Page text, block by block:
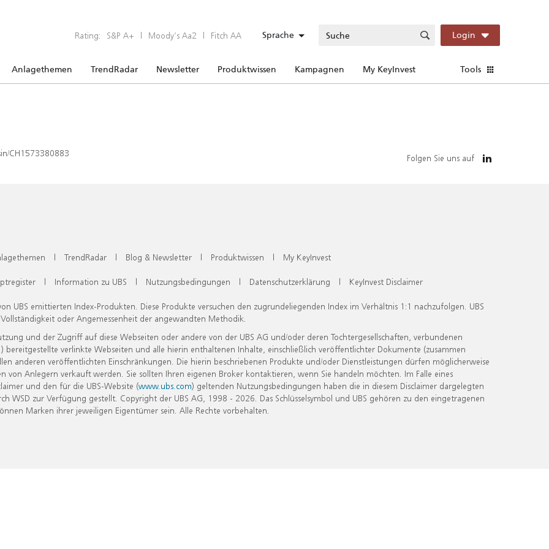
Rating: S&P A+ | Moody’s Aa2 | Fitch AA Sprache Login
Anlagethemen TrendRadar Newsletter Produktwissen Kampagnen My KeyInvest Tools
CH1573380883 Folgen Sie uns auf
| TrendRadar | Blog & Newsletter | Produktwissen | My KeyInvest
| Information zu UBS | Nutzungsbedingungen | Datenschutzerklärung | KeyInvest Disclaimer
UBS emittierten Index-Produkten. Diese Produkte versuchen den zugrundeliegenden Index im Verhältnis 1:1 nachzufolgen. UBS
oder Angemessenheit der angewandten Methodik.
und der Zugriff auf diese Webseiten oder andere von der UBS AG und/oder deren Tochtergesellschaften, verbundenen
verlinkte Webseiten und alle hierin enthaltenen Inhalte, einschließlich veröffentlichter Dokumente (zusammen
anderen veröffentlichten Einschränkungen. Die hierin beschriebenen Produkte und/oder Dienstleistungen dürfen möglicherweise
Anlegern verkauft werden. Sie sollten Ihren eigenen Broker kontaktieren, wenn Sie handeln möchten. Im Falle eines
und den für die UBS-Website (www.ubs.com) geltenden Nutzungsbedingungen haben die in diesem Disclaimer dargelegten
zur Verfügung gestellt. Copyright der UBS AG, 1998 - 2026. Das Schlüsselsymbol und UBS gehören zu den eingetragenen
Marken ihrer jeweiligen Eigentümer sein. Alle Rechte vorbehalten.